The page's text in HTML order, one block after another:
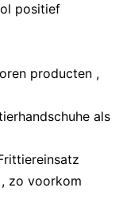
positief
producten ,
als
zo voorkom